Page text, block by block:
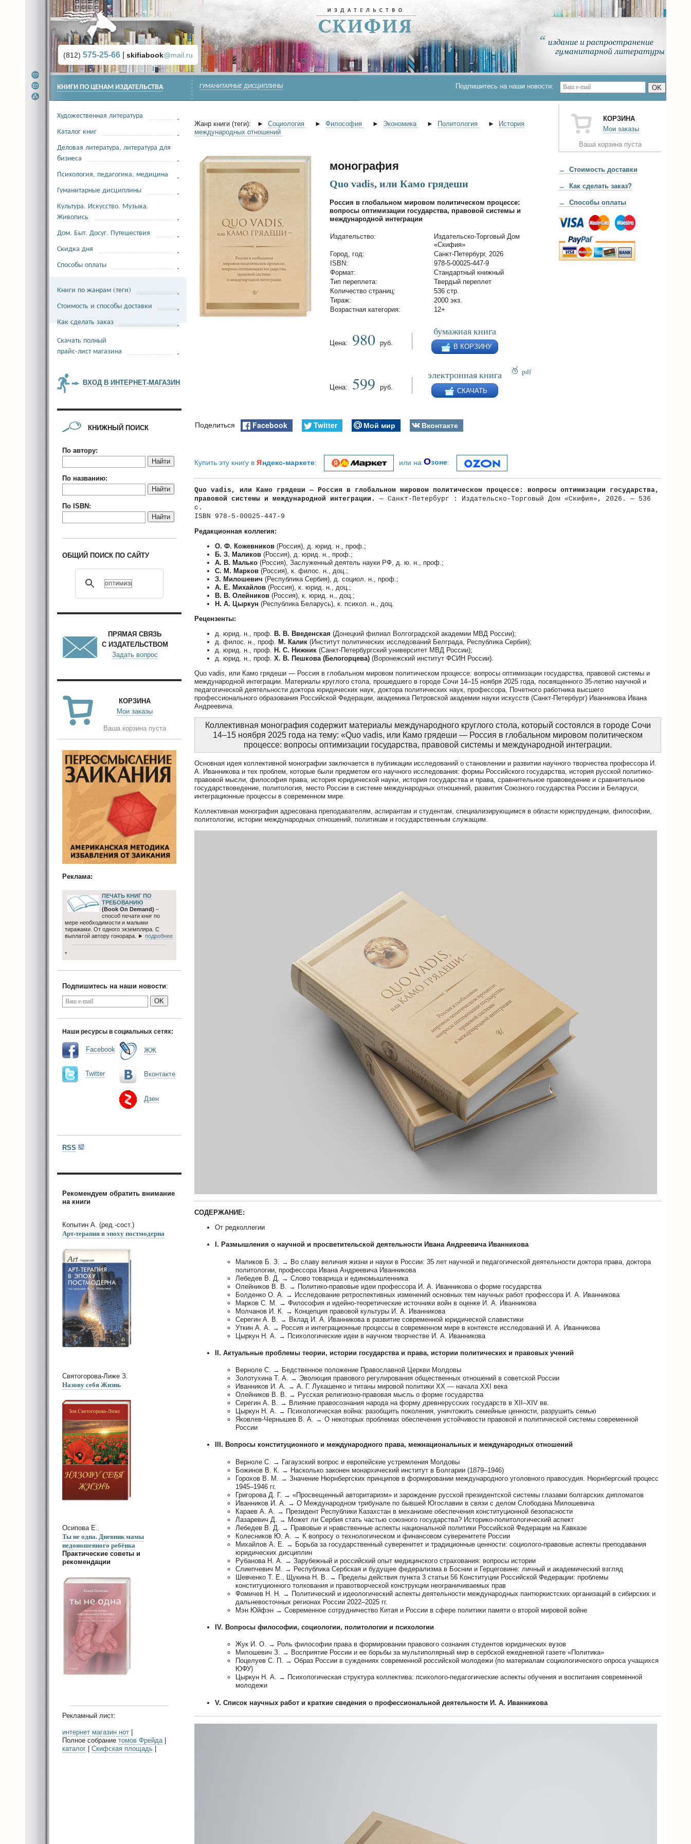
(812) 575-25-66 skifiabook@mail.ru
ГУМАНИТАРНЫЕ ДИСЦИПЛИНЫ Подпишитесь на наши новости: OK
КОРЗИНА
Мои заказы
Ваша корзина пуста
→ Стоимость доставки
→ Как сделать заказ?
→ Способы оплаты
Жанр книги (теги): ► Социология ► Философия ► Экономика ► Политология ►
История
международных отношений
монография
Quo vadis, или Камо грядеши
Россия в глобальном мировом политическом процессе:
вопросы оптимизации государства, правовой системы и
международной интеграции
Издательство:
Издательско-Торговый Дом
«Скифия»
Город, год:
Санкт-Петербург, 2026
ISBN:
978-5-00025-447-9
Формат:
Стандартный книжный
Тип переплета:
Твердый переплет
Количество страниц:
536 стр.
Тираж:
2000 экз.
Возрастная категория:
12+
Цена: 980 руб.
бумажная книга
В КОРЗИНУ
Цена: 599 руб.
электронная книга
СКАЧАТЬ
pdf
Поделиться Facebook Twitter Мой мир Вконтакте
Купить эту книгу в яндекс-маркете: или на Озоне:
Quo vadis, или Камо грядеши — Россия в глобальном мировом политическом процессе: вопросы оптимизации государства,
правовой системы и международной интеграции.
— Санкт-Петербург : Издательско-Торговый Дом «Скифия», 2026. — 536
с.
ISBN 978-5-00025-447-9
Редакционная коллегия:
О. Ф. Кожевников (Россия), д. юрид. н., проф.;
Б. З. Маликов (Россия), д. юрид. н., проф.;
А. В. Малько (Россия), Заслуженный деятель науки РФ, д. ю. н., проф.;
С. М. Марков (Россия), к. филос. н., доц.;
З. Милошевич (Республика Сербия), д. социол. н., проф.;
А. Е. Михайлов (Россия), к. юрид. н., доц.;
В. В. Олейников (Россия), к. юрид. н., доц.;
Н. А. Цыркун (Республика Беларусь), к. психол. н., доц.
Рецензенты:
д. юрид. н., проф. В. В. Введенская (Донецкий филиал Волгоградской академии МВД России);
д. филос. н., проф. M. Калик (Институт политических исследований Белграда, Республика Сербия);
д. юрид. н., проф. Н. С. Нижник (Санкт-Петербургский университет МВД России);
д. юрид. н., проф. Х. В. Пешкова (Белогорцева) (Воронежский институт ФСИН России).
Quo vadis, или Камо грядеши — Россия в глобальном мировом политическом процессе: вопросы оптимизации государства, правовой системы и
международной интеграции. Материалы круглого стола, прошедшего в городе Сочи 14–15 ноября 2025 года, посвященного 35-летию научной и
педагогической деятельности доктора юридических наук, доктора политических наук, профессора, Почетного работника высшего
профессионального образования Российской Федерации, академика Петровской академии науки искусств (Санкт-Петербург) Иванникова Ивана
Андреевича.
Коллективная монография содержит материалы международного круглого стола, который состоялся в городе Сочи
14–15 ноября 2025 года на тему: «Quo vadis, или Камо грядеши — Россия в глобальном мировом политическом
процессе: вопросы оптимизации государства, правовой системы и международной интеграции.
Основная идея коллективной монографии заключается в публикации исследований о становлении и развитии научного творчества профессора И.
А. Иванникова и тех проблем, которые были предметом его научного исследования: формы Российского государства, история русской политико-
правовой мысли, философия права, история юридической науки, история государства и права, сравнительное правоведение и сравнительное
государствоведение, политология, место России в системе международных отношений, развития Союзного государства России и Беларуси,
интеграционные процессы в современном мире.
Коллективная монография адресована преподавателям, аспирантам и студентам, специализирующимся в области юриспруденции, философии,
политологии, истории международных отношений, политикам и государственным служащим.
СОДЕРЖАНИЕ:
От редколлегии
I. Размышления о научной и просветительской деятельности Ивана Андреевича Иванникова
Маликов Б. З. → Во славу величия жизни и науки в России: 35 лет научной и педагогической деятельности доктора права, доктора
политологии, профессора Ивана Андреевича Иванникова
Лебедев В. Д. → Слово товарища и единомышленника
Олейников В. В. → Политико-правовые идеи профессора И. А. Иванникова о форме государства
Болденко О. А. → Исследование ретроспективных изменений основных тем научных работ профессора И. А. Иванникова
Марков С. М. → Философия и идейно-теоретические источники войн в оценке И. А. Иванникова
Молчанов И. К. → Концепция правовой культуры И. А. Иванникова
Серегин А. В. → Вклад И. А. Иванникова в развитие современной юридической славистики
Уткин А. А. → Россия и интеграционные процессы в современном мире в контексте исследований И. А. Иванникова
Цыркун Н. А. → Психологические идеи в научном творчестве И. А. Иванникова
II. Актуальные проблемы теории, истории государства и права, истории политических и правовых учений
Верноле С. → Бедственное положение Православной Церкви Молдовы
Золотухина Т. А. → Эволюция правового регулирования общественных отношений в советской России
Иванников И. А. → А. Г. Лукашенко и титаны мировой политики XX — начала XXI века
Олейников В. В. → Русская религиозно-правовая мысль о форме государства
Серегин А. В. → Влияние правосознания народа на форму древнерусских государств в XII–XIV вв.
Цыркун Н. А. → Психологическая война: разобщить поколения, уничтожить семейные ценности, разрушить семью
Яковлев-Чернышев В. А. → О некоторых проблемах обеспечения устойчивости правовой и политической системы современной
России
III. Вопросы конституционного и международного права, межнациональных и международных отношений
Верноле С. → Гагаузский вопрос и европейские устремления Молдовы
Божинов В. К. → Насколько законен монархический институт в Болгарии (1879–1946)
Горохов В. М. → Значение Нюрнбергских принципов в формировании международного уголовного правосудия. Нюрнбергский процесс
1945–1946 гг.
Григорова Д. Г. → «Просвещенный авторитаризм» и зарождение русской президентской системы глазами болгарских дипломатов
Иванников И. А. → О Международном трибунале по бывшей Югославии в связи с делом Слободана Милошевича
Караев А. А. → Президент Республики Казахстан в механизме обеспечения конституционной безопасности
Лазаревич Д. → Может ли Сербия стать частью союзного государства? Историко-политологический аспект
Лебедев В. Д. → Правовые и нравственные аспекты национальной политики Российской Федерации на Кавказе
Колесников Ю. А. → К вопросу о технологическом и финансовом суверенитете России
Михайлов А. Е. → Борьба за государственный суверенитет и традиционные ценности: социолого-правовые аспекты преподавания
юридических дисциплин
Рубанова Н. А. → Зарубежный и российский опыт медицинского страхования: вопросы истории
Слиепчевич М. → Республика Сербская и будущее федерализма в Боснии и Герцеговине: личный и академический взгляд
Шевченко Т. Е., Щукина Н. В. → Пределы действия пункта 3 статьи 56 Конституции Российской Федерации: проблемы
конституционного толкования и правотворческой конструкции неограничиваемых прав
Фомичев Н. Н. → Политический и идеологический аспекты деятельности международных пантюркистских организаций в сибирских и
дальневосточных регионах России 2022–2025 гг.
Мэн Юйфэн → Современное сотрудничество Китая и России в сфере политики памяти о второй мировой войне
IV. Вопросы философии, социологии, политологии и психологии
Жук И. О. → Роль философии права в формировании правового сознания студентов юридических вузов
Милошевич З. → Восприятие России и ее борьбы за мультиполярный мир в сербской ежедневной газете «Политика»
Поцелуев С. П. → Образ России в суждениях современной российской молодежи (по материалам социологического опроса учащихся
ЮФУ)
Цыркун Н. А. → Психологическая структура коллектива: психолого-педагогические аспекты обучения и воспитания современной
молодежи
V. Список научных работ и краткие сведения о профессиональной деятельности И. А. Иванникова
КНИГИ ПО ЦЕНАМ ИЗДАТЕЛЬСТВА
Художественная литература
Каталог книг
Деловая литература, литература для
бизнеса
Психология, педагогика, медицина
Гуманитарные дисциплины
Культура. Искусство. Музыка.
Живопись
Дом. Быт. Досуг. Путешествия
Скидка дня
Способы оплаты
Книги по жанрам (теги)
Стоимость и способы доставки
Как сделать заказ
Скачать полный
прайс-лист магазина
ВХОД В ИНТЕРНЕТ-МАГАЗИН
КНИЖНЫЙ ПОИСК
По автору:
Найти
По названию:
Найти
По ISBN:
Найти
ОБЩИЙ ПОИСК ПО САЙТУ
ПРЯМАЯ СВЯЗЬ
С ИЗДАТЕЛЬСТВОМ
Задать вопрос
КОРЗИНА
Мои заказы
Ваша корзина пуста
Реклама:
ПЕЧАТЬ КНИГ ПО
ТРЕБОВАНИЮ
(Book On Demand) –
способ печати книг по
мере необходимости и малыми
тиражами. От одного экземпляра. С
выплатой автору гонорара. ► подробнее
*
Подпишитесь на наши новости:
OK
Наши ресурсы в социальных сетях:
Facebook
Twitter
ЖЖ
Вконтакте
Дзен
RSS
Рекомендуем обратить внимание
на книги
Копытин А. (ред.-сост.)
Арт-терапия в эпоху постмодерна
Святогорова-Лиже З.
Назову себя Жизнь
Осипова Е..
Ты не одна. Дневник мамы
недоношенного ребёнка
Практические советы и
рекомендации
Рекламный лист:
интернет магазин нот
Полное собрание томов Фрейда|
каталог
Скифская площадь